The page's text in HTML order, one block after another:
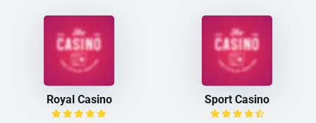
Royal Casino Sport Casino